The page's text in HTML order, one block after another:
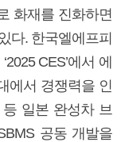
화재를 진화하면
다. 한국엘에프피
CES’에서 에
에서 경쟁력을 인
일본 완성차 브
공동 개발을